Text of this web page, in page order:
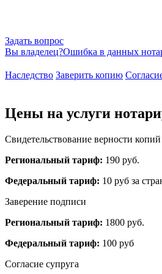
Задать вопрос
Вы владелец?Ошибка в данных
Наследство Заверить копию
Цены на услуги
Свидетельствование верности
Региональный тариф: 190 руб.
Федеральный тариф: 10 руб за
Заверение подписи
Региональный тариф: 1800 руб.
Федеральный тариф: 100 руб
Согласие супруга